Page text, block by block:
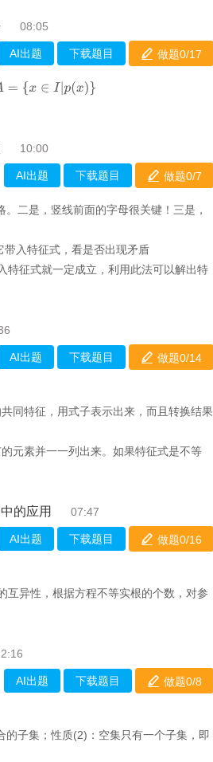
08:05
AI出题 下载题目 做题0/17
= {x∈ |p (x }
10:00
AI出题 下载题目 做题0/7
。二是，竖线前面的字母很关键！三是，
带入特征式，看是否出现矛盾
特征式就一定成立，利用此法可以解出特
AI出题 下载题目 做题0/14
同特征，用式子表示出来，而且转换结果
元素并一一列出来。如果特征式是不等
的应用 07:47
AI出题 下载题目 做题0/16
互异性，根据方程不等实根的个数，对参
AI出题 下载题目 做题0/8
子集；性质(2)：空集只有一个子集，即